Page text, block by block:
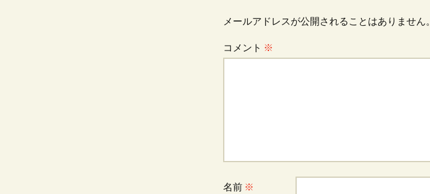
メールアドレスが公開されることはありません。
コメント ※
名前 ※